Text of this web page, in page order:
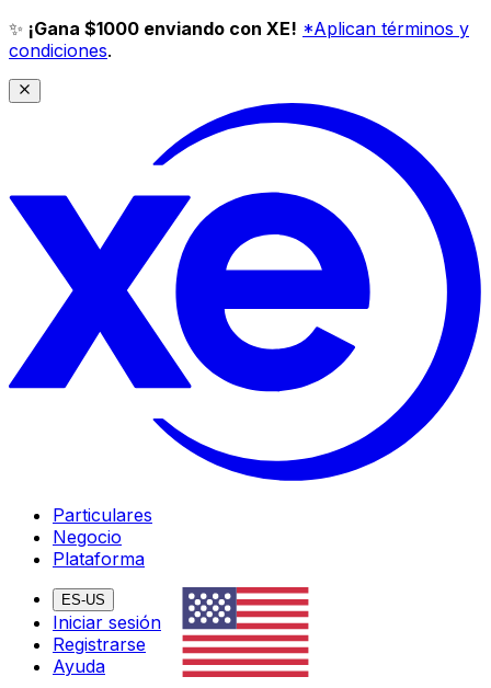
✨ ¡Gana $1000 enviando con XE! *Aplican términos y
condiciones.
Particulares
Negocio
Plataforma
ES-US
Iniciar sesión
Registrarse
Ayuda